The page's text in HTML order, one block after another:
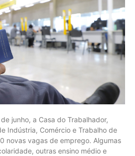
junho, a Casa do Trabalhador,
Indústria, Comércio e Trabalho de
novas vagas de emprego. Algumas
outras ensino médio e